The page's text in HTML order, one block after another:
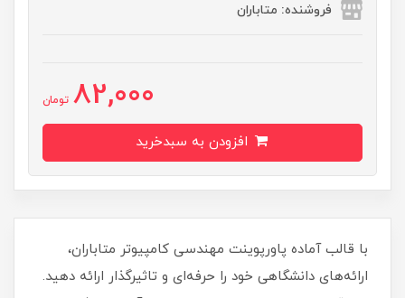
فروشنده: متاباران
82,000 تومان
با قالب آماده پاورپوینت مهندسی کامپیوتر متاباران،
ارائه‌های دانشگاهی خود را حرفه‌ای و تاثیرگذار ارائه دهید.